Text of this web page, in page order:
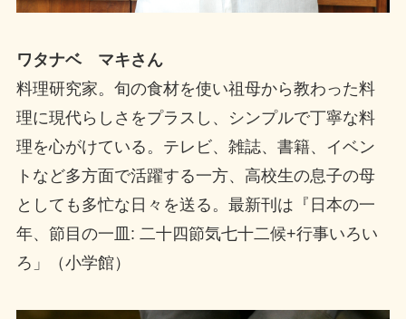
ワタナベ マキさん
料理研究家。旬の食材を使い祖母から教わった料
理に現代らしさをプラスし、シンプルで丁寧な料
理を心がけている。テレビ、雑誌、書籍、イベン
トなど多方面で活躍する一方、高校生の息子の母
としても多忙な日々を送る。最新刊は『日本の一
年、節目の一皿: 二十四節気七十二候+行事いろい
ろ」（小学館）